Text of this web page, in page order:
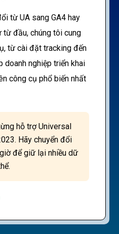
từ UA sang GA4 hay
đầu, chúng tôi cung
từ cài đặt tracking đến
doanh nghiệp triển khai
công cụ phổ biến nhất
hỗ trợ Universal
Hãy chuyển đổi
để giữ lại nhiều dữ